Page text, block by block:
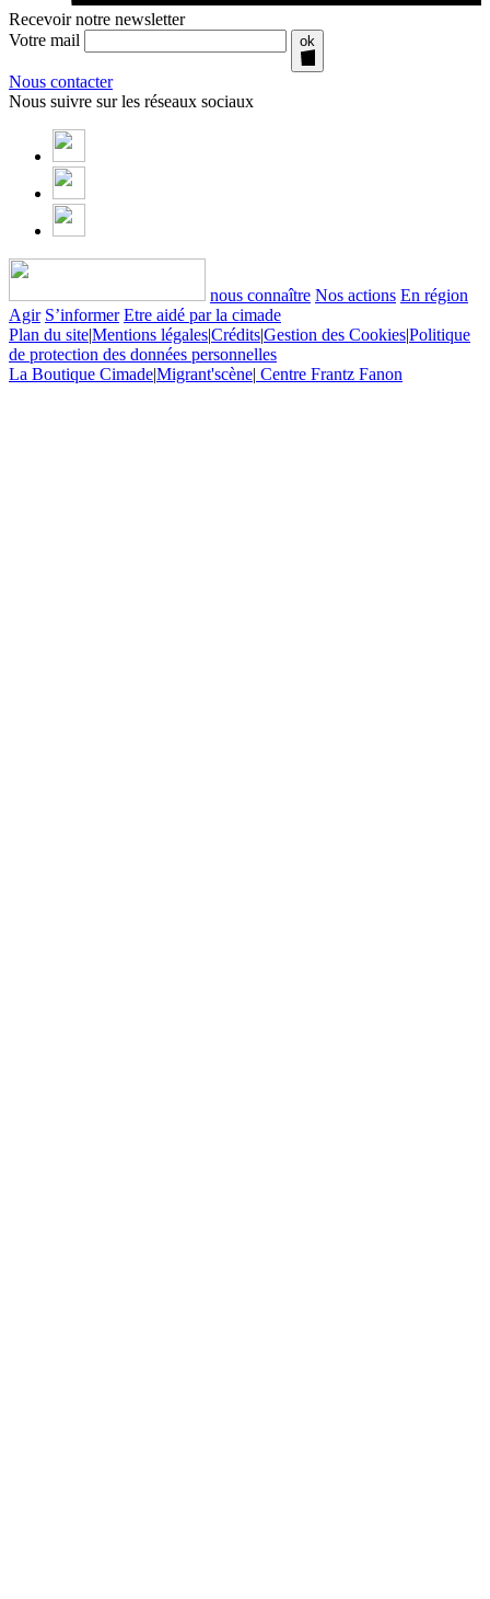
Recevoir notre newsletter
Votre mail
ok
Nous contacter
Nous suivre sur les réseaux sociaux
nous connaître Nos actions En région
Agir S’informer Etre aidé par la cimade
Plan du site|Mentions légales|Crédits|Gestion des Cookies|Politique
de protection des données personnelles
La Boutique Cimade|Migrant'scène| Centre Frantz Fanon